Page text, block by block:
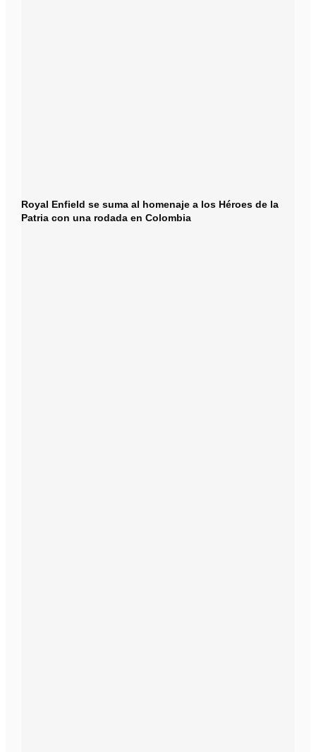
Royal Enfield se suma al homenaje a los Héroes de la
Patria con una rodada en Colombia